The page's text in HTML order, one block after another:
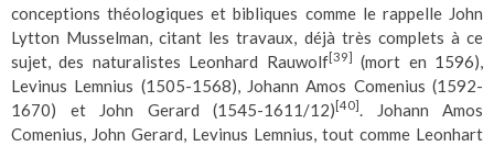
conceptions théologiques et bibliques comme le rappelle John
Lytton Musselman, citant les travaux, déjà très complets à ce
sujet, des naturalistes Leonhard Rauwolf[39]
(mort en 1596),
Levinus Lemnius (1505-1568), Johann Amos Comenius (1592-
1670) et John Gerard (1545-1611/12) [40]. Johann Amos
Comenius, John Gerard, Levinus Lemnius, tout comme Leonhart